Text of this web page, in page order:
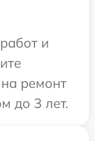
и
ремонт
до 3 лет.